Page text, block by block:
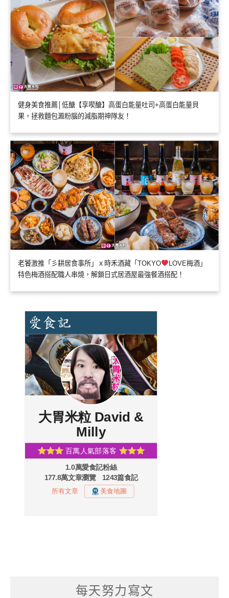
健身美食推薦│低醣【享喫醣】高蛋白能量吐司+高蛋白能量貝
果，拯救麵包澱粉腦的減脂期神隊友！
老饕激推「彡耕居食事所」ｘ時禾酒藏「TOKYO
LOVE梅酒」
特色梅酒搭配職人串燒，解鎖日式居酒屋最強餐酒搭配！
每天努力寫文